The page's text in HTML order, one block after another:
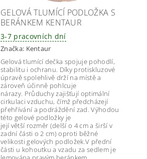
GELOVÁ TLUMÍCÍ PODLOŽKA S
BERÁNKEM KENTAUR
3-7 pracovních dní
Značka: Kentaur
Gelová tlumící dečka spojuje pohodlí,
stabilitu i ochranu. Díky protiskluzové
úpravě spolehlivě drží na místě a
zároveň účinně pohlcuje
nárazy. Průduchy zajišťují optimální
cirkulaci vzduchu, čímž předcházejí
přehřívání a podráždění zad. Výhodou
této gelové podložky je
její větší rozměr (delší o 4 cm a širší v
zadní části o 2 cm) oproti běžné
velikosti gelových podložek.V přední
části u kohoutku a vzadu za sedlem je